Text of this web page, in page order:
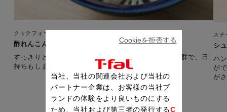
クックフォーミー エクスプレス（150レシピ内蔵）
酢れんこん
すっきりとした味で箸休めの一品。ビールとも相性抜群で、日
持ちもします。 【準備時間：5分】
ス
シ
ハ
が
が
当社、当社の関連会社および当社の
パートナー企業は、お客様の当社ブ
ランドの体験をより良いものにする
ため、当社および第三者の発行するC
Cookieを拒否する